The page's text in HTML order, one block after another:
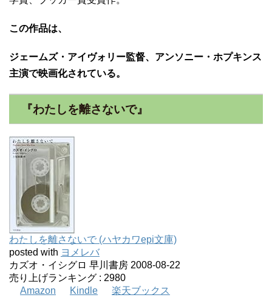
この作品は、
ジェームズ・アイヴォリー監督、アンソニー・ホプキンス
主演で映画化されている。
『わたしを離さないで』
わたしを離さないで (ハヤカワepi文庫)
posted with ヨメレバ
カズオ・イシグロ 早川書房 2008-08-22
売り上げランキング : 2980
Amazon
Kindle 楽天ブックス